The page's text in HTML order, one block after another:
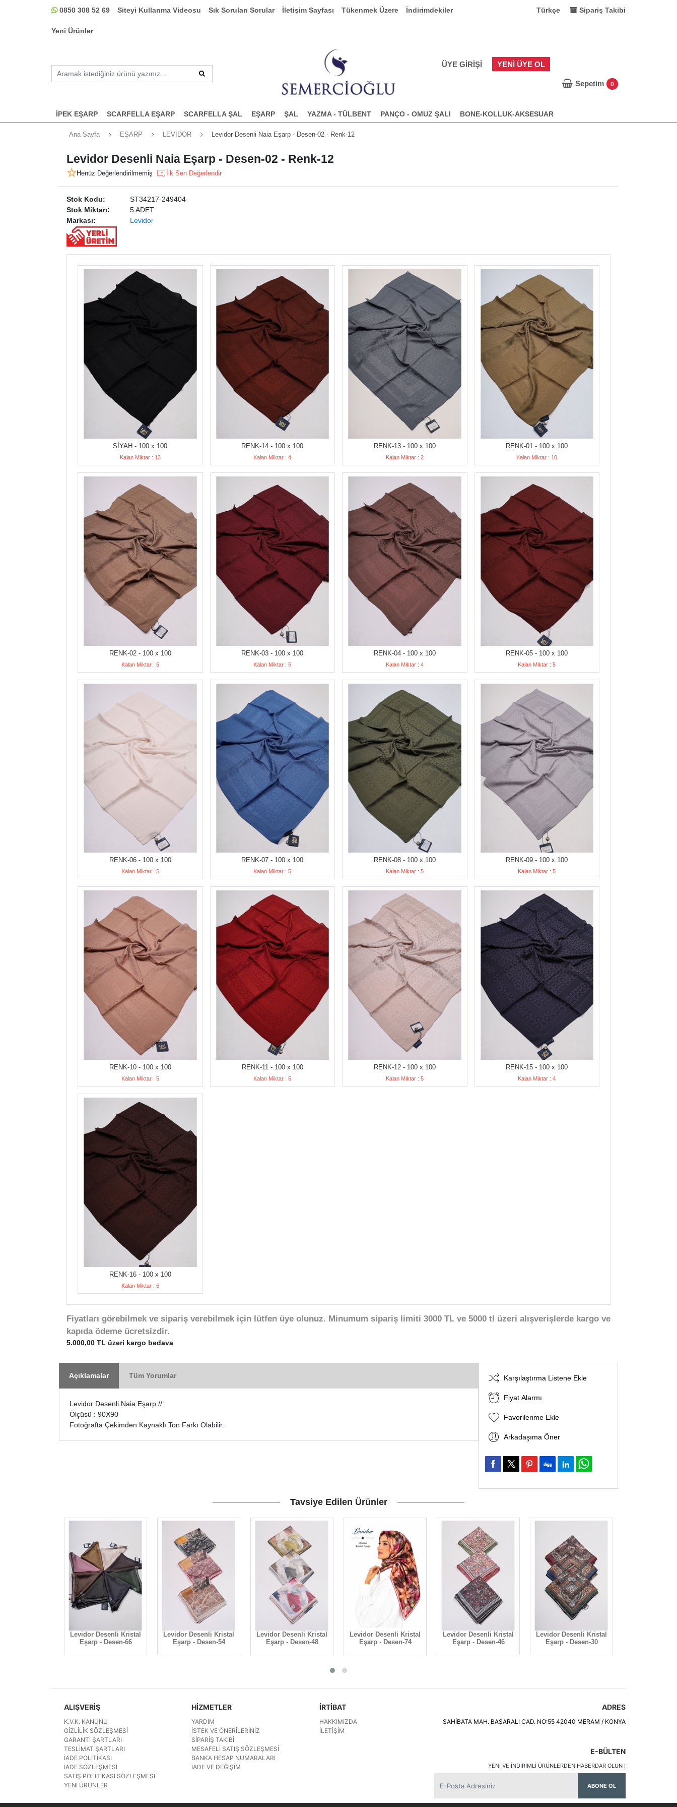
0850 308 52 69 Siteyi Kullanma Videosu Sık Sorulan Sorular İletişim Sayfası Tükenmek Üzere İndirimdekiler
Yeni Ürünler
Sipariş Takibi
Türkçe
ÜYE GIRIŞI YENI ÜYE OL
Sepetim 0
İPEK EŞARP SCARFELLA EŞARP SCARFELLA ŞAL EŞARP ŞAL YAZMA - TÜLBENT PANÇO - OMUZ ŞALI BONE-KOLLUK-AKSESUAR
Ana Sayfa EŞARP LEVİDOR Levidor Desenli Naia Eşarp - Desen-02 - Renk-12
Levidor Desenli Naia Eşarp - Desen-02 - Renk-12
Henüz Değerlendirilmemiş İlk Sen Değerlendir
Stok Kodu:
ST34217-249404
Stok Miktarı:
5 ADET
Markası:
Levidor
SİYAH - 100 x 100
Kalan Miktar : 13
RENK-14 - 100 x 100
Kalan Miktar : 4
RENK-13 - 100 x 100
Kalan Miktar : 2
RENK-01 - 100 x 100
Kalan Miktar : 10
RENK-02 - 100 x 100
Kalan Miktar : 5
RENK-03 - 100 x 100
Kalan Miktar : 5
RENK-04 - 100 x 100
Kalan Miktar : 4
RENK-05 - 100 x 100
Kalan Miktar : 5
RENK-06 - 100 x 100
Kalan Miktar : 5
RENK-07 - 100 x 100
Kalan Miktar : 5
RENK-08 - 100 x 100
Kalan Miktar : 5
RENK-09 - 100 x 100
Kalan Miktar : 5
RENK-10 - 100 x 100
Kalan Miktar : 5
RENK-11 - 100 x 100
Kalan Miktar : 5
RENK-12 - 100 x 100
Kalan Miktar : 5
RENK-15 - 100 x 100
Kalan Miktar : 4
RENK-16 - 100 x 100
Kalan Miktar : 6
Fiyatları görebilmek ve sipariş verebilmek için lütfen üye olunuz. Minumum sipariş limiti 3000 TL ve 5000 tl üzeri alışverişlerde kargo ve
kapıda ödeme ücretsizdir.
5.000,00 TL üzeri kargo bedava
Açıklamalar Tüm Yorumlar
Levidor Desenli Naia Eşarp //
Ölçüsü : 90X90
Fotoğrafta Çekimden Kaynaklı Ton Farkı Olabilir.
Karşılaştırma Listene Ekle
Fiyat Alarmı
Favorilerime Ekle
Arkadaşıma Öner
Tavsiye Edilen Ürünler
Levidor Desenli Kristal
Eşarp - Desen-66
Levidor Desenli Kristal
Eşarp - Desen-54
Levidor Desenli Kristal
Eşarp - Desen-48
Levidor Desenli Kristal
Eşarp - Desen-74
Levidor Desenli Kristal
Eşarp - Desen-46
Levidor Desenli Kristal
Eşarp - Desen-30
ALIŞVERİŞ
K.V.K. KANUNU
GIZLILIK SÖZLEŞMESI
GARANTI ŞARTLARI
TESLIMAT ŞARTLARI
İADE POLITIKASI
İADE SÖZLEŞMESI
SATIŞ POLITIKASI SÖZLEŞMESI
YENI ÜRÜNLER
HİZMETLER
YARDIM
İSTEK VE ÖNERILERINIZ
SIPARIŞ TAKIBI
MESAFELI SATIŞ SÖZLEŞMESI
BANKA HESAP NUMARALARI
İADE VE DEĞIŞIM
İRTİBAT
HAKKIMIZDA
İLETIŞIM
ADRES
SAHİBATA MAH. BAŞARALI CAD. NO:55 42040 MERAM / KONYA
E-BÜLTEN
YENI VE INDIRIMLI ÜRÜNLERDEN HABERDAR OLUN !
ABONE OL